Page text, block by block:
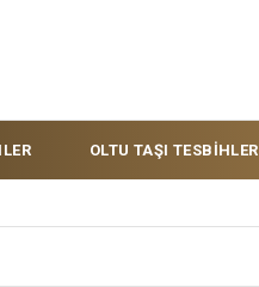
OLTU TAŞI TESBİHLER